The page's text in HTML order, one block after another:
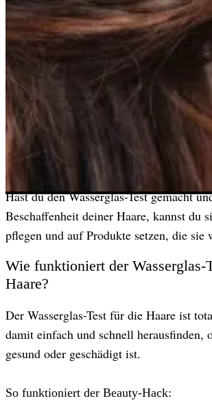
äußere Schicht des Haares, die die
Markzellen ummantelt. Du kannst sie dir
einen Tannenzapfen vorstellen.
Bei einer intakten Schuppenschicht
eng am Haarschaft an und die Haare
Schicht geschädigt, wirken die Haare
glanzlos. Das liegt daran, dass die
und das Licht nicht mehr reflektiert
Hast du den Wasserglas-Test gemacht
Beschaffenheit deiner Haare, kannst du
pflegen und auf Produkte setzen, die sie
Wie funktioniert der Wasserglas-
Haare?
Der Wasserglas-Test für die Haare ist
damit einfach und schnell herausfinden,
gesund oder geschädigt ist.
So funktioniert der Beauty-Hack: